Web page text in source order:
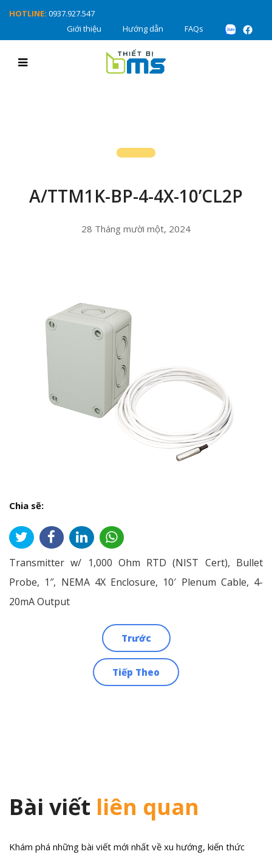
HOTLINE: 0937.927.547
Giới thiệu
Hướng dẫn FAQs
A/TTM1K-BP-4-4X-10’CL2P
28 Tháng mười một, 2024
Chia sẽ:
Transmitter w/ 1,000 Ohm RTD (NIST Cert), Bullet
Probe, 1″, NEMA 4X Enclosure, 10′ Plenum Cable, 4-
20mA Output
Trước
Tiếp Theo
Bài viết liên quan
Khám phá những bài viết mới nhất về xu hướng, kiến thức